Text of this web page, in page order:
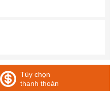
Tùy chọn
thanh thoán